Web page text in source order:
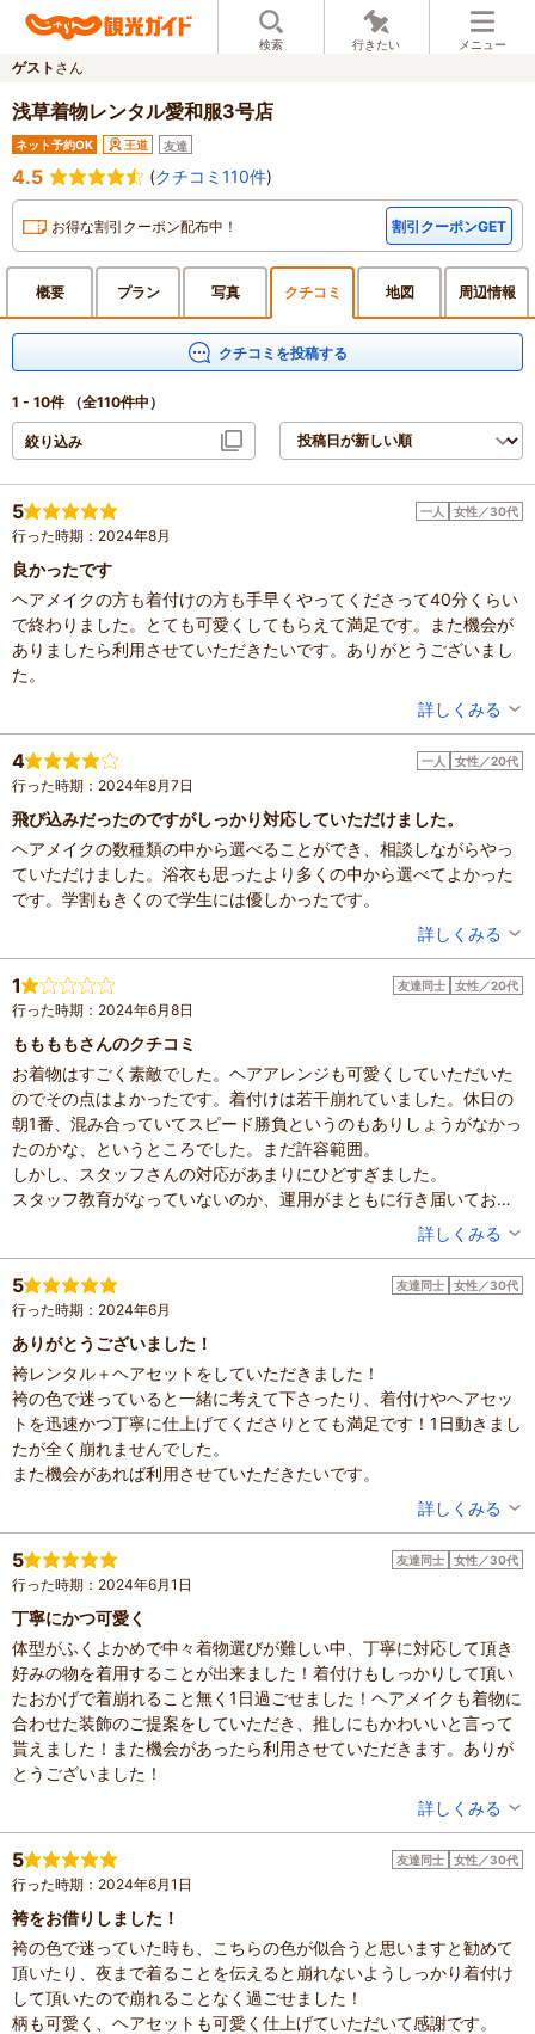
検索 行きたい メニュー
ゲスト さん
浅草着物レンタル愛和服3号店
ネット予約OK 王道 友達
4.5 (クチコミ110件)
お得な割引クーポン配布中！ 割引クーポンGET
概要 プラン 写真 クチコミ 地図 周辺情報
クチコミを投稿する
1 - 10件 （全110件中）
絞り込み
5 一人 女性／30代
行った時期：2024年8月
良かったです
ヘアメイクの方も着付けの方も手早くやってくださって40分くらい
で終わりました。とても可愛くしてもらえて満足です。また機会が
ありましたら利用させていただきたいです。ありがとうございまし
た。
滞在時間：1時間未満
投稿日：2024年8月18日
詳しくみる
4 一人 女性／20代
行った時期：2024年8月7日
飛び込みだったのですがしっかり対応していただけました。
ヘアメイクの数種類の中から選べることができ、相談しながらやっ
ていただけました。浴衣も思ったより多くの中から選べてよかった
です。学割もきくので学生には優しかったです。
滞在時間：1時間未満
設備の有無：トイレ、手荷物預かり所
投稿日：2024年8月7日
詳しくみる
1 友達同士 女性／20代
行った時期：2024年6月8日
ももももさんのクチコミ
お着物はすごく素敵でした。ヘアアレンジも可愛くしていただいた
のでその点はよかったです。着付けは若干崩れていました。休日の
朝1番、混み合っていてスピード勝負というのもありしょうがなかっ
たのかな、というところでした。まだ許容範囲。
しかし、スタッフさんの対応があまりにひどすぎました。
スタッフ教育がなっていないのか、運用がまともに行き届いておら
ず、放置されることが多々ありました。次にどこに行けばいいかも
わからず立ち止まっていると、イライラしたスタッフさんがお客さ
んに対して強い口調で指示しており、非常に不快な思いをしまし
た。
結局最後までまともな案内はなく、終始不安な状態でした。
混み合って手が回らなくなるくらいであれば予約を制限してほしか
ったです。
京都の系列店がすごくよかったので浅草も大丈夫だろうと予約をと
ったのが間違いでした。
星1もつけたくありません。
2度と行きません。
滞在時間：1～2時間
人数：2人
投稿日：2024年6月13日
詳しくみる
5 友達同士 女性／30代
行った時期：2024年6月
ありがとうございました！
袴レンタル＋ヘアセットをしていただきました！
袴の色で迷っていると一緒に考えて下さったり、着付けやヘアセッ
トを迅速かつ丁寧に仕上げてくださりとても満足です！1日動きまし
たが全く崩れませんでした。
また機会があれば利用させていただきたいです。
滞在時間：1～2時間
人数：3人～5人
投稿日：2024年6月4日
詳しくみる
5 友達同士 女性／30代
行った時期：2024年6月1日
丁寧にかつ可愛く
体型がふくよかめで中々着物選びが難しい中、丁寧に対応して頂き
好みの物を着用することが出来ました！着付けもしっかりして頂い
たおかげで着崩れること無く1日過ごせました！ヘアメイクも着物に
合わせた装飾のご提案をしていただき、推しにもかわいいと言って
貰えました！また機会があったら利用させていただきます。ありが
とうございました！
滞在時間：1～2時間
人数：3人～5人
投稿日：2024年6月1日
詳しくみる
5 友達同士 女性／30代
行った時期：2024年6月1日
袴をお借りしました！
袴の色で迷っていた時も、こちらの色が似合うと思いますと勧めて
頂いたり、夜まで着ることを伝えると崩れないようしっかり着付け
して頂いたので崩れることなく過ごせました！
柄も可愛く、ヘアセットも可愛く仕上げていただいて感謝です。